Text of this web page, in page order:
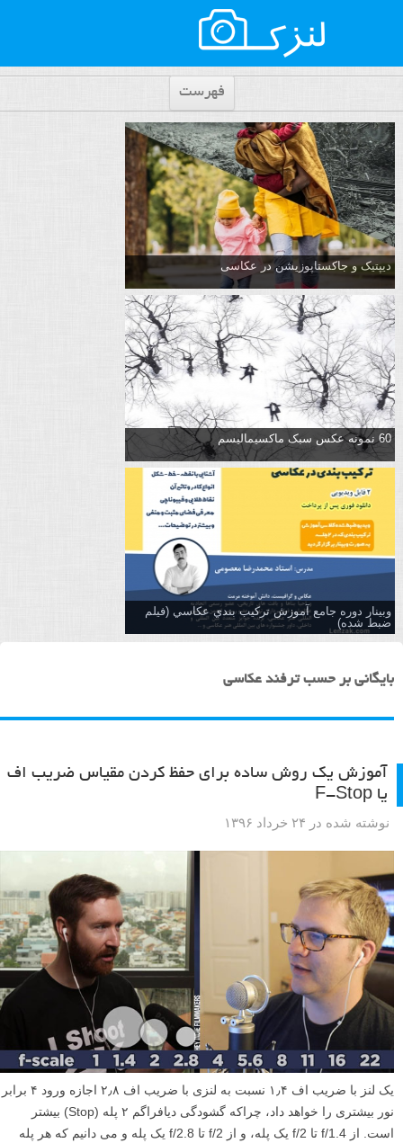
فهرست
دیپتیک و جاکستا‌پوزیشن در عکاسی
60 نمونه عکس سبک ماکسیمالیسم
وبینار دوره جامع آموزش تركيب بندي عكاسي (فیلم
ضبط شده)
بایگانی بر حسب ترفند عکاسی
آموزش یک روش ساده برای حفظ کردن مقیاس ضریب اف
یا F-Stop
نوشته شده در ۲۴ خرداد ۱۳۹۶
یک لنز با ضریب اف ۱٫۴ نسبت به لنزی با ضریب اف ۲٫۸ اجازه ورود ۴ برابر
نور بیشتری را خواهد داد، چراکه گشودگی دیافراگم ۲ پله (Stop) بیشتر
است. از f/1.4 تا f/2 یک پله، و از f/2 تا f/2.8 یک پله و می دانیم که هر پله